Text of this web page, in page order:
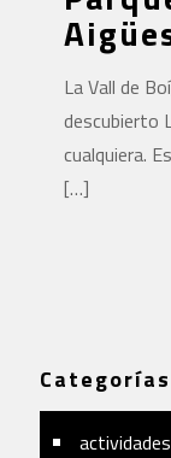
La Vall de
descubierto
cualquiera.
[…]
Categorías
actividades